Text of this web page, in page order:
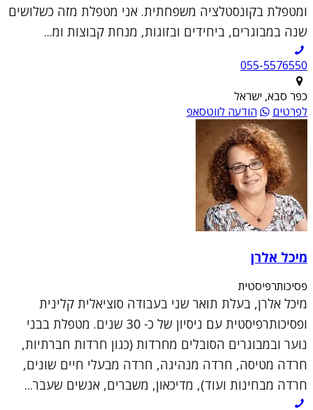
ומטפלת בקונסטלציה משפחתית. אני מטפלת מזה כשלושים
שנה במבוגרים, ביחידים ובזוגות, מנחת קבוצות ומ...
055-5576550
כפר סבא, ישראל
לפרטים
הודעה לווטסאפ
מיכל אלרן
פסיכותרפיסטית
מיכל אלרן, בעלת תואר שני בעבודה סוציאלית קלינית
ופסיכותרפיסטית עם ניסיון של כ- 30 שנים. מטפלת בבני
נוער ובמבוגרים הסובלים מחרדות (כגון חרדות חברתיות,
חרדה מטיסה, חרדה מנהיגה, חרדה מבעלי חיים שונים,
חרדה מבחינות ועוד), מדיכאון, משברים, אנשים שעבר...